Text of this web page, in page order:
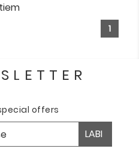
1
offers